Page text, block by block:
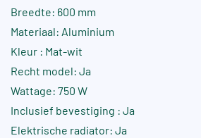
Breedte: 600 mm
Materiaal: Aluminium
Kleur : Mat-wit
Recht model: Ja
Wattage: 750 W
Inclusief bevestiging : Ja
Elektrische radiator: Ja